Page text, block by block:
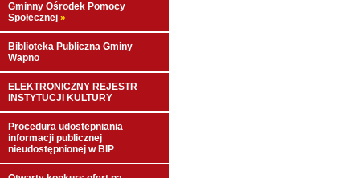
Gminny Ośrodek Pomocy
Społecznej »
Biblioteka Publiczna Gminy
Wapno
ELEKTRONICZNY REJESTR
INSTYTUCJI KULTURY
Procedura udostepniania
informacji publicznej
nieudostępnionej w BIP